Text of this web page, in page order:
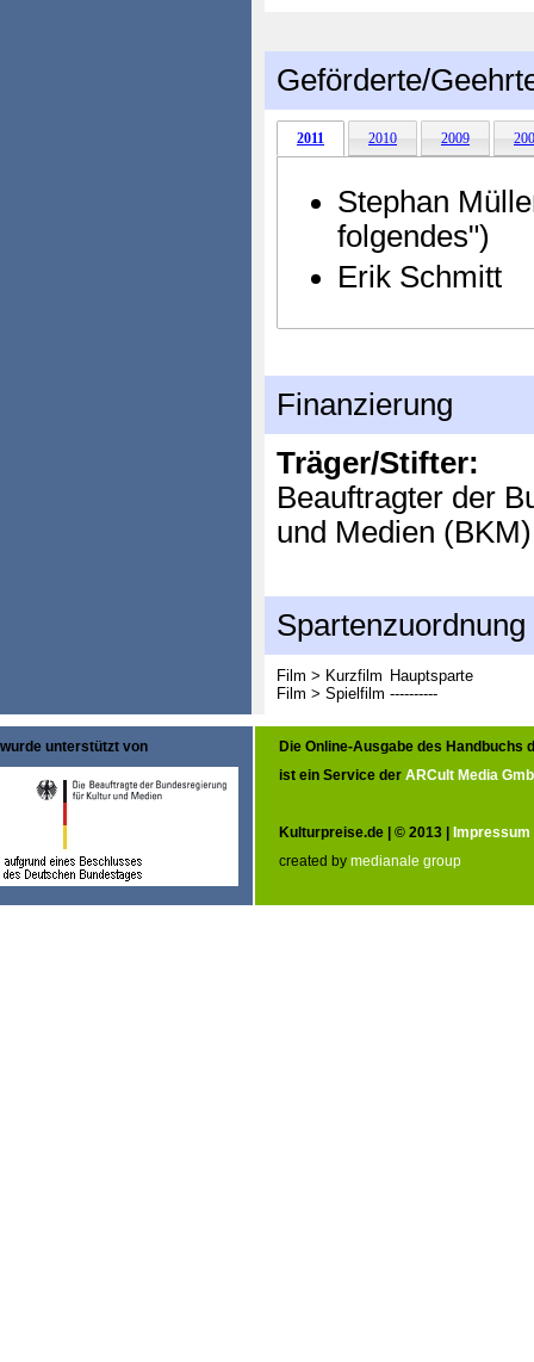
Geförderte/
2011 2010 2009
Stephan
folgendes")
Erik Schmitt
Finanzierung
Träger/Stifter:
Beauftragter der
und Medien (BKM)
Spartenzuordnung
Film > Kurzfilm Hauptsparte
Film > Spielfilm ----------
wurde unterstützt von
Die Online-Ausgabe des Handbuchs
ist ein Service der ARCult Media
Kulturpreise.de | © 2013 | Impressum
created by medianale group